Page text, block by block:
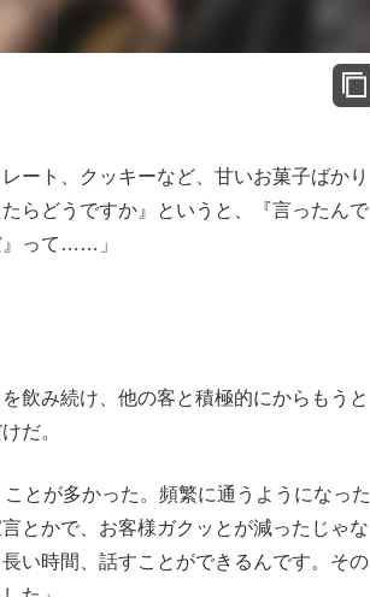
ート、クッキーなど、甘いお菓子ばかり
らどうですか』というと、『言ったんで
』って……」
飲み続け、他の客と積極的にからもうと
だ。
とが多かった。頻繁に通うようになった
とかで、お客様ガクッとが減ったじゃな
い時間、話すことができるんです。その